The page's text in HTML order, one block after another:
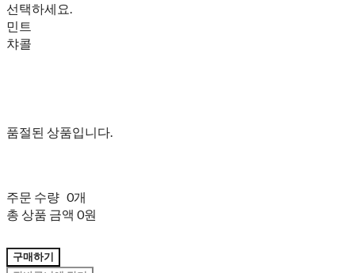
선택하세요.
민트
챠콜
품절된 상품입니다.
주문 수량 0개
총 상품 금액 0원
구매하기